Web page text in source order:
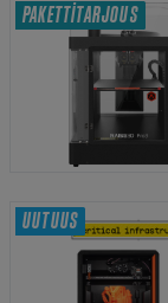
PAKETTITARJOUS
UUTUUS